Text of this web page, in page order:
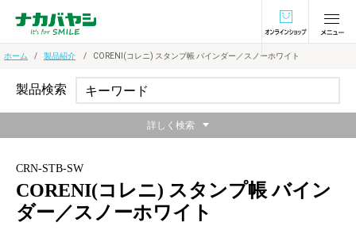
オンラインショ
ホーム 製品紹介 CORENI(コレニ) スタンプ帳 バインダー／スノーホワイト
CRN-STB-SW
CORENI(コレニ) スタンプ帳 バイン
ダー／スノーホワイト
製品検索
詳しく検索